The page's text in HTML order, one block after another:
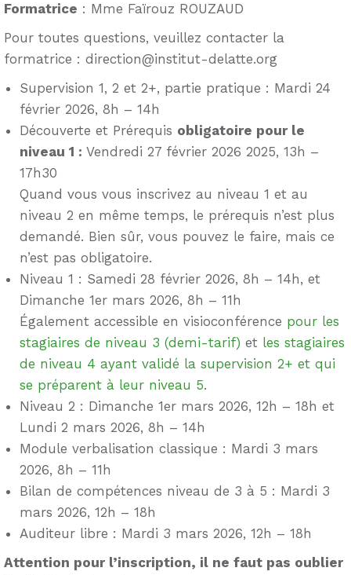
Formatrice : Mme Faïrouz ROUZAUD
Pour toutes questions, veuillez contacter la
formatrice : direction@institut-delatte.org
Supervision 1, 2 et 2+, partie pratique : Mardi 24
février 2026, 8h – 14h
Découverte et Prérequis obligatoire pour le
niveau 1 : Vendredi 27 février 2026 2025, 13h –
17h30
Quand vous vous inscrivez au niveau 1 et au
niveau 2 en même temps, le prérequis n’est plus
demandé. Bien sûr, vous pouvez le faire, mais ce
n’est pas obligatoire.
Niveau 1 : Samedi 28 février 2026, 8h – 14h, et
Dimanche 1er mars 2026, 8h – 11h
Également accessible en visioconférence pour les
stagiaires de niveau 3 (demi-tarif) et les stagiaires
de niveau 4 ayant validé la supervision 2+ et qui
se préparent à leur niveau 5.
Niveau 2 : Dimanche 1er mars 2026, 12h – 18h et
Lundi 2 mars 2026, 8h – 14h
Module verbalisation classique : Mardi 3 mars
2026, 8h – 11h
Bilan de compétences niveau de 3 à 5 : Mardi 3
mars 2026, 12h – 18h
Auditeur libre : Mardi 3 mars 2026, 12h – 18h
Attention pour l’inscription, il ne faut pas oublier